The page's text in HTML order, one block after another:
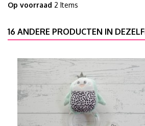
Op voorraad 2 Items
16 ANDERE PRODUCTEN IN